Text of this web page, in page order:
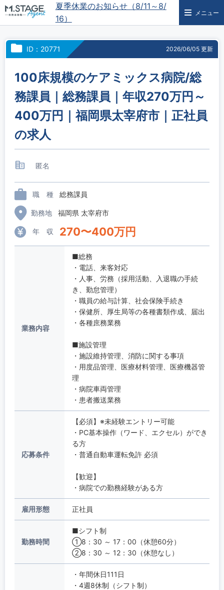
夏季休業のお知らせ（8/11～8/
16）
メニュー
ID：20771 2026/06/05 更新
100床規模のケアミックス病院/総
務課員｜総務課員｜年収270万円～
400万円｜福岡県太宰府市｜正社員
の求人
匿名
職 種 総務課員
勤務地 福岡県 太宰府市
年 収 270〜400万円
業務内容
■総務
・電話、来客対応
・人事、労務（採用活動、入退職の手続
き、勤怠管理）
・職員の給与計算、社会保険手続き
・保健所、厚生局等の各種書類作成、届出
・各種庶務業務
■施設管理
・施設維持管理、消防に関する事項
・用度品管理、医療材料管理、医療機器管
理
・病院車両管理
・患者搬送業務
応募条件
【必須】※未経験エントリー可能
・PC基本操作（ワード、エクセル）ができ
る方
・普通自動車運転免許 必須
【歓迎】
・病院での勤務経験がある方
雇用形態 正社員
勤務時間
■シフト制
①8：30 ～ 17：00（休憩60分）
②8：30 ～ 12：30（休憩なし）
・年間休日111日
・4週8休制（シフト制）